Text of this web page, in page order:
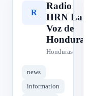
R
Radio
HRN La
Voz de
Honduras
Honduras
news
information